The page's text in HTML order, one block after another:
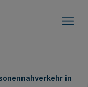
in